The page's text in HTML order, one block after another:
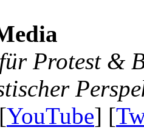
Protest &
YouTube] [